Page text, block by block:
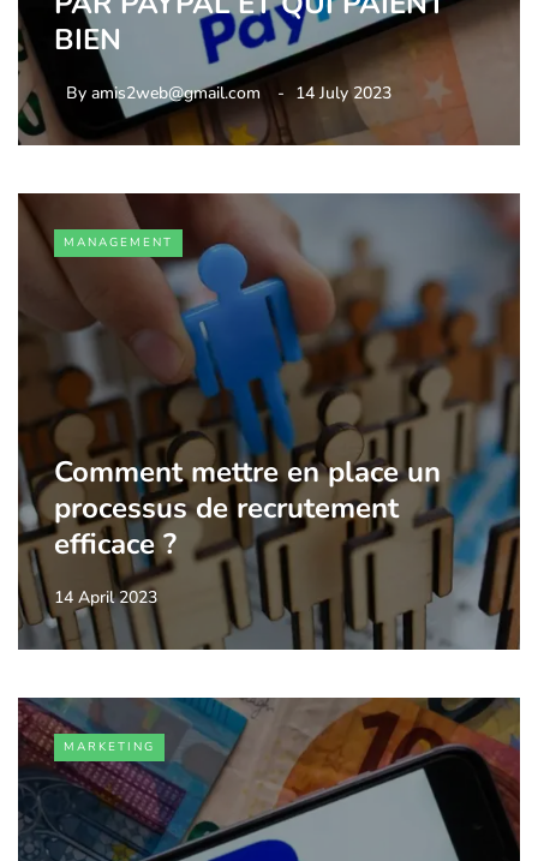
BIEN
By amis2web@gmail.com 14 July 2023
MANAGEMENT
Comment mettre en place un
processus de recrutement
efficace ?
14 April 2023
MARKETING